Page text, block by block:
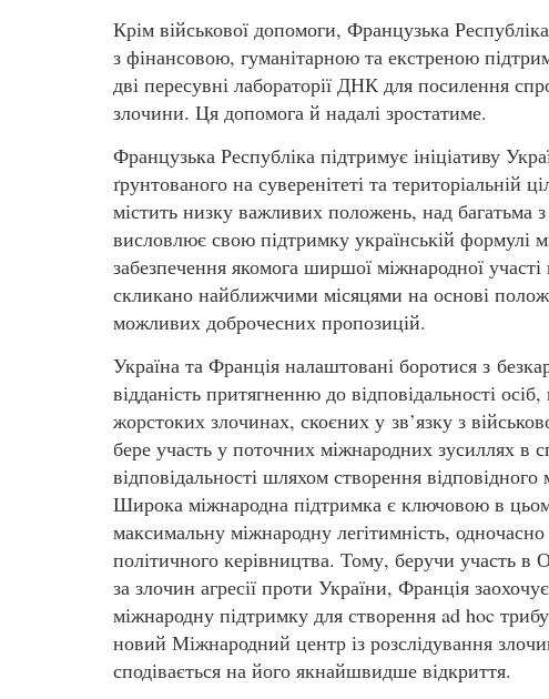
Крім військової допомоги, Французька
з фінансовою, гуманітарною та екстреною
дві пересувні лабораторії ДНК для посилення
злочини. Ця допомога й надалі зростатиме.
Французька Республіка підтримує ініціативу
ґрунтованого на суверенітеті та територіальній
містить низку важливих положень, над
висловлює свою підтримку українській формулі
забезпечення якомога ширшої міжнародної
скликано найближчими місяцями на основі
можливих доброчесних пропозицій.
Україна та Франція налаштовані боротися з
відданість притягненню до відповідальності
жорстоких злочинах, скоєних у зв’язку з
бере участь у поточних міжнародних зусиллях в
відповідальності шляхом створення відповідного
Широка міжнародна підтримка є ключовою в
максимальну міжнародну легітимність,
політичного керівництва. Тому, беручи участь в
за злочин агресії проти України, Франція
міжнародну підтримку для створення ad hoc
новий Міжнародний центр із розслідування
сподівається на його якнайшвидше відкриття.